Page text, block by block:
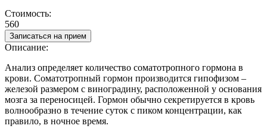
Стоимость:
560
Записаться на прием
Описание:
Анализ определяет количество соматотропного гормона в
крови. Соматотропный гормон производится гипофизом –
железой размером с виноградину, расположенной у основания
мозга за переносицей. Гормон обычно секретируется в кровь
волнообразно в течение суток с пиком концентрации, как
правило, в ночное время.